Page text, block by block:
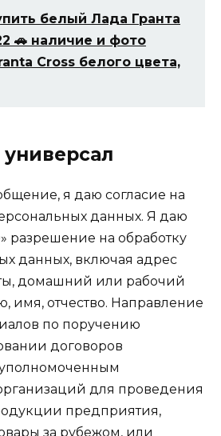
белый Лада Гранта
🚗 наличие и фото
Cross белого цвета,
я даю согласие на
данных. Я даю
на обработку
данных, включая адрес
домашний или рабочий
имя, отчество. Направление
по поручению
договоров
для проведения
предприятия,
за рубежом, или